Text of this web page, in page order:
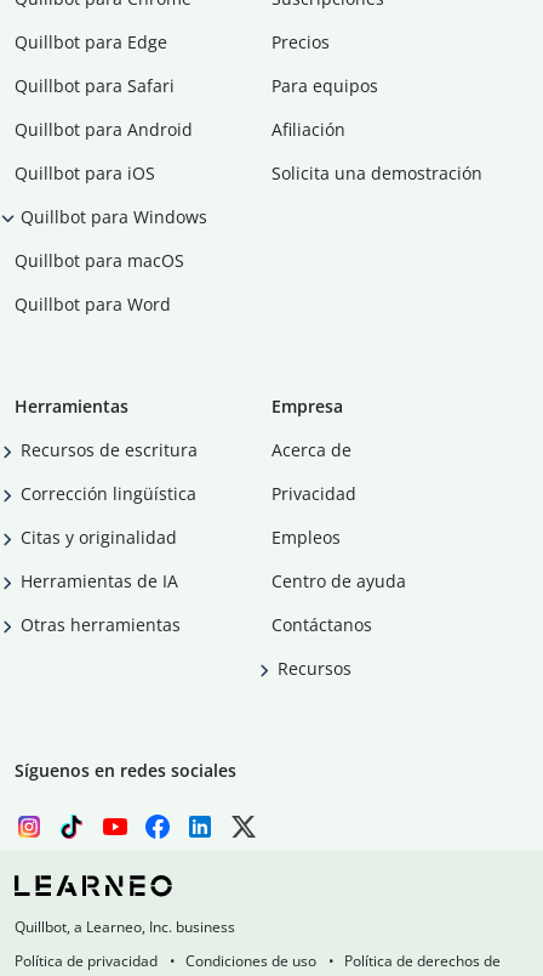
Quillbot para Edge
Quillbot para Safari
Quillbot para Android
Quillbot para iOS
Quillbot para Windows
Quillbot para macOS
Quillbot para Word
Precios
Para equipos
Afiliación
Solicita una demostración
Herramientas
Recursos de escritura
Corrección lingüística
Citas y originalidad
Herramientas de IA
Otras herramientas
Empresa
Acerca de
Privacidad
Empleos
Centro de ayuda
Contáctanos
Recursos
Síguenos en redes sociales
Quillbot, a Learneo, Inc. business
Política de privacidad
Condiciones de uso Política de derechos de